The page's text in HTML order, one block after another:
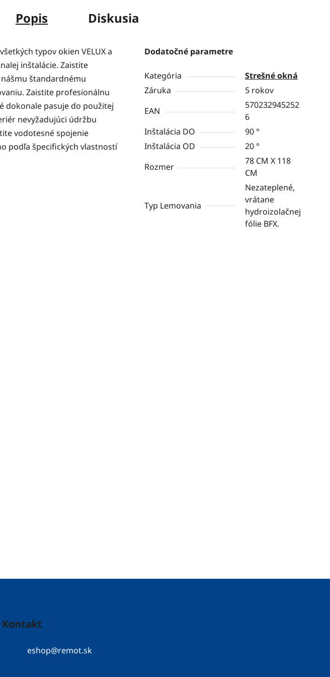
Popis Diskusia
typov okien VELUX a
inštalácie. Zaistite
štandardnému
Zaistite profesionálnu
dokonale pasuje do použitej
nevyžadujúci údržbu
vodotesné spojenie
podľa špecifických vlastností
Dodatočné parametre
Kategória
Strešné okná
Záruka
5 rokov
EAN
570232945252
6
Inštalácia DO
90 °
Inštalácia OD
20 °
Rozmer
78 CM X 118
CM
Typ Lemovania
Nezateplené,
vrátane
hydroizolačnej
fólie BFX.
Kontakt
eshop@remot.sk